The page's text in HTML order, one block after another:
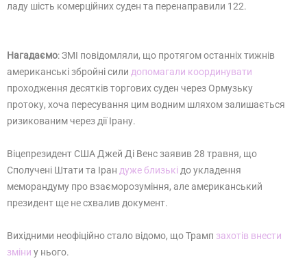
ладу шість комерційних суден та перенаправили 122.
Нагадаємо: ЗМІ повідомляли, що протягом останніх тижнів
американські збройні сили допомагали координувати
проходження десятків торгових суден через Ормузьку
протоку, хоча пересування цим водним шляхом залишається
ризикованим через дії Ірану.
Віцепрезидент США Джей Ді Венс заявив 28 травня, що
Сполучені Штати та Іран дуже близькі до укладення
меморандуму про взаєморозуміння, але американський
президент ще не схвалив документ.
Вихідними неофіційно стало відомо, що Трамп захотів внести
зміни у нього.